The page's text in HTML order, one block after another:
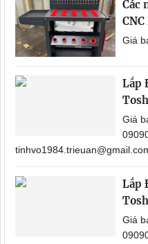
Các
Giá
Lắp
Giá
Lắp
Giá